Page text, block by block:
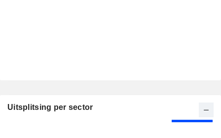
Uitsplitsing per sector